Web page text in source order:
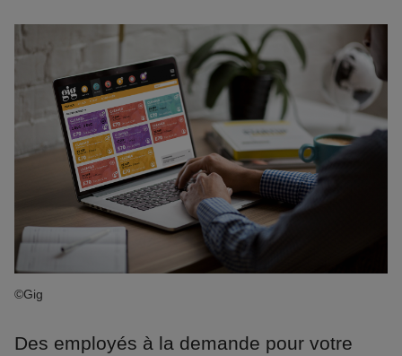
©Gig
Des employés à la demande pour votre